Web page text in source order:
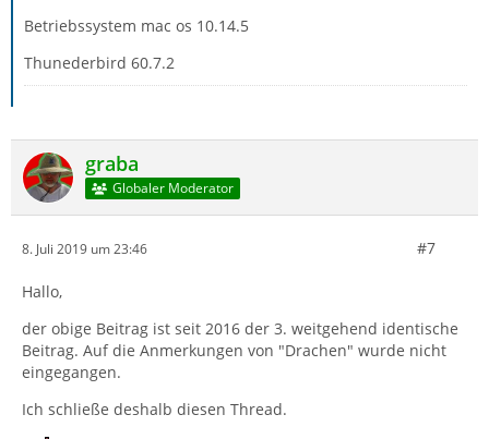
Betriebssystem mac os 10.14.5
Thunederbird 60.7.2
graba
Globaler Moderator
8. Juli 2019 um 23:46 #7
Hallo,
der obige Beitrag ist seit 2016 der 3. weitgehend identische
Beitrag. Auf die Anmerkungen von "Drachen" wurde nicht
eingegangen.
Ich schließe deshalb diesen Thread.